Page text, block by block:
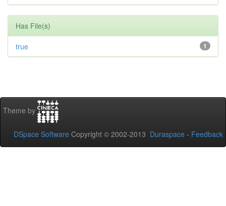
Has File(s)
1
true
Theme by
DSpace Software Copyright © 2002-2013 Duraspace - Feedback